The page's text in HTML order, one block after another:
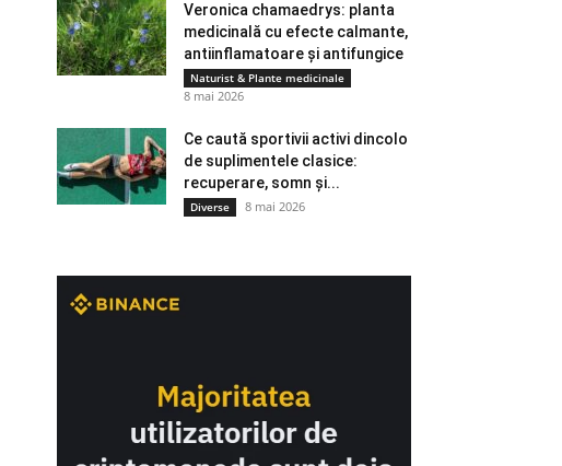
Veronica chamaedrys: planta
medicinală cu efecte calmante,
antiinflamatoare și antifungice
Naturist & Plante medicinale
8 mai 2026
Ce caută sportivii activi dincolo
de suplimentele clasice:
recuperare, somn și...
Diverse 8 mai 2026